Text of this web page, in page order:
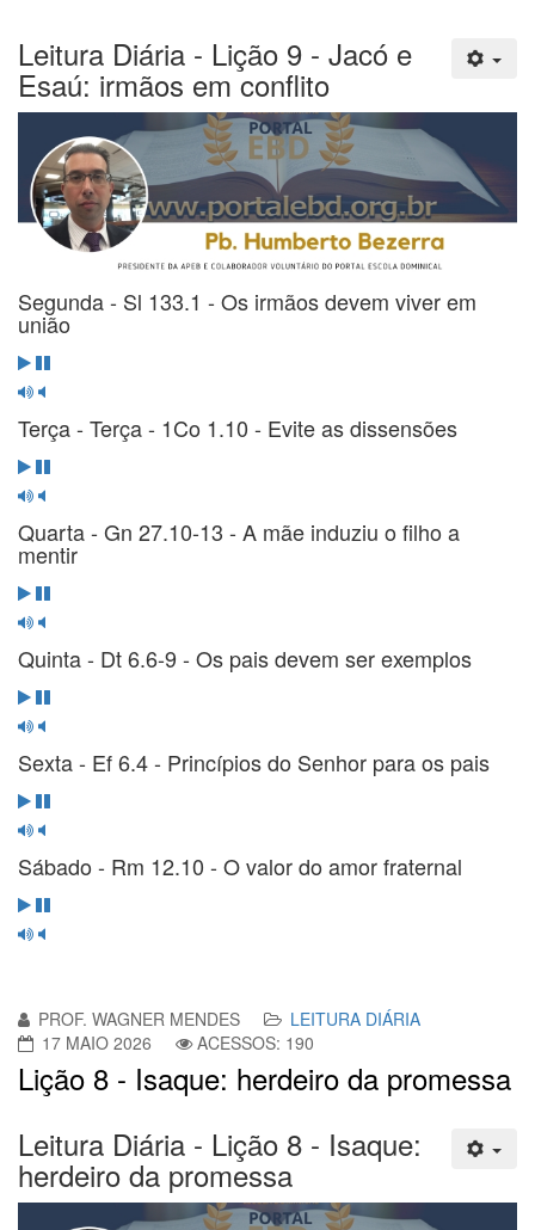
Leitura Diária - Lição 9 - Jacó e
Esaú: irmãos em conflito
Segunda - Sl 133.1 - Os irmãos devem viver em
união
Terça - Terça - 1Co 1.10 - Evite as dissensões
Quarta - Gn 27.10-13 - A mãe induziu o filho a
mentir
Quinta - Dt 6.6-9 - Os pais devem ser exemplos
Sexta - Ef 6.4 - Princípios do Senhor para os pais
Sábado - Rm 12.10 - O valor do amor fraternal
PROF. WAGNER MENDES
LEITURA DIÁRIA
17 MAIO 2026
ACESSOS: 190
Lição 8 - Isaque: herdeiro da promessa
Leitura Diária - Lição 8 - Isaque:
herdeiro da promessa